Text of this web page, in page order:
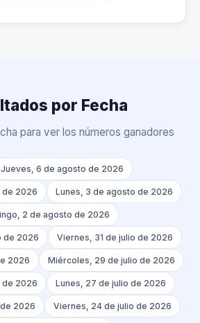
por Fecha
para ver los números ganadores
Jueves, 6 de agosto de 2026
de 2026 Lunes, 3 de agosto de 2026
2 de agosto de 2026
de 2026 Viernes, 31 de julio de 2026
2026 Miércoles, 29 de julio de 2026
de 2026 Lunes, 27 de julio de 2026
2026 Viernes, 24 de julio de 2026